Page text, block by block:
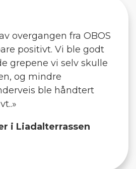
overgangen fra OBOS
positivt. Vi ble godt
grepene vi selv skulle
og mindre
ble håndtert
i Liadalterrassen